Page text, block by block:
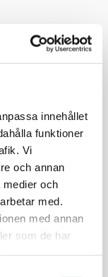
innehållet
funktioner
Vi
och annan
medier och
med.
med annan
som de har